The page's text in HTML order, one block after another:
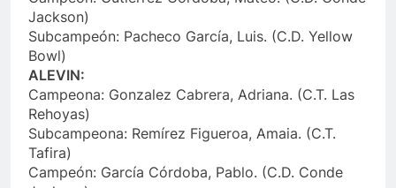
Jackson)
Subcampeón: Pacheco García, Luis. (C.D. Yellow
Bowl)
ALEVIN:
Campeona: Gonzalez Cabrera, Adriana. (C.T. Las
Rehoyas)
Subcampeona: Remírez Figueroa, Amaia. (C.T.
Tafira)
Campeón: García Córdoba, Pablo. (C.D. Conde